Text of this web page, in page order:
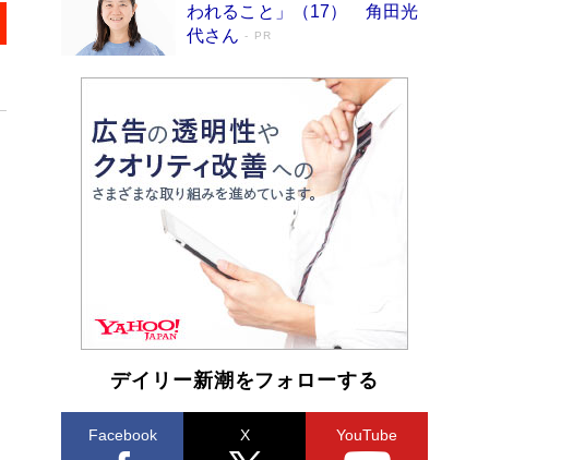
「『火垂るの墓』は、大嘘である」原作者が抱き
続けた“自責の念”とは…「自己憐憫は描きたくな
い」監督が徹底的にこだわったこと（後編） #
戦争の記憶
Book Bang
「叱って伸びるやつは、褒めたらもっと伸びる」
俳優・高嶋政伸が家族に教わった“人を育てるコ
ツ”…芸への考え方を明かす
Book Bang
東野圭吾、伊坂幸太郎の人気シリーズ最新作どち
らも文庫化 映画化された直木賞受賞作もランク
イン［文庫ベストセラー］
Book Bang
われること」（17） 角田光
代さん
PR
デイリー新潮をフォローする
Facebook X YouTube